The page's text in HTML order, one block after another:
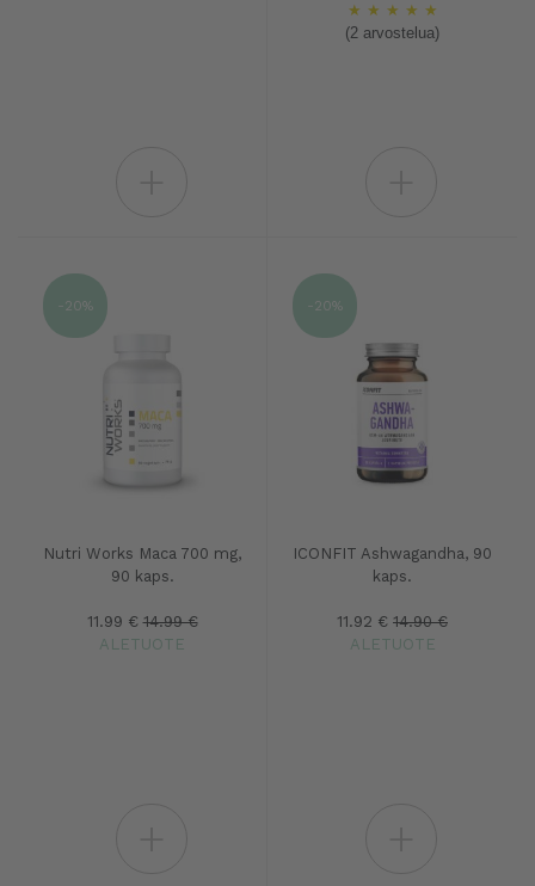
★ ★ ★ ★ ★
(2 arvostelua)
Nutri Works Maca 700 mg,
90 kaps.
11.99 € 14.99 €
ALETUOTE
-20%
ICONFIT Ashwagandha, 90
kaps.
11.92 € 14.90 €
ALETUOTE
-20%